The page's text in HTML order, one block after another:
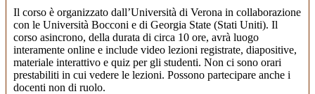
Il corso è organizzato dall’Università di Verona in collaborazione
con le Università Bocconi e di Georgia State (Stati Uniti). Il
corso asincrono, della durata di circa 10 ore, avrà luogo
interamente online e include video lezioni registrate, diapositive,
materiale interattivo e quiz per gli studenti. Non ci sono orari
prestabiliti in cui vedere le lezioni. Possono partecipare anche i
docenti non di ruolo.